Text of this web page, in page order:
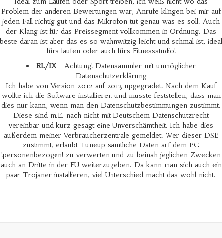
Problem der anderen Bewertungen war, Anrufe klingen bei mir auf
jeden Fall richtig gut und das Mikrofon tut genau was es soll. Auch
der Klang ist für das Preissegment vollkommen in Ordnung. Das
beste daran ist aber das es so wahnwitzig leicht und schmal ist, ideal
fürs laufen oder auch fürs Fitnessstudio!
RL/IX - Achtung! Datensammler mit unmöglicher
Datenschutzerklärung
Ich habe von Version 2012 auf 2013 upgegradet. Nach dem Kauf
wollte ich die Software installieren und musste feststellen, dass man
dies nur kann, wenn man den Datenschutzbestimmungen zustimmt.
Diese sind m.E. nach nicht mit Deutschem Datenschutzrecht
vereinbar und kurz gesagt eine Unverschämtheit. Ich habe dies
außerdem meiner Verbraucherzentrale gemeldet. Wer dieser DSE
zustimmt, erlaubt Tuneup sämtliche Daten auf dem PC
!personenbezogen! zu verwerten und zu beinah jeglichen Zwecken
auch an Dritte in der EU weiterzugeben. Da kann man sich auch ein
paar Trojaner installieren, viel Unterschied macht das wohl nicht.